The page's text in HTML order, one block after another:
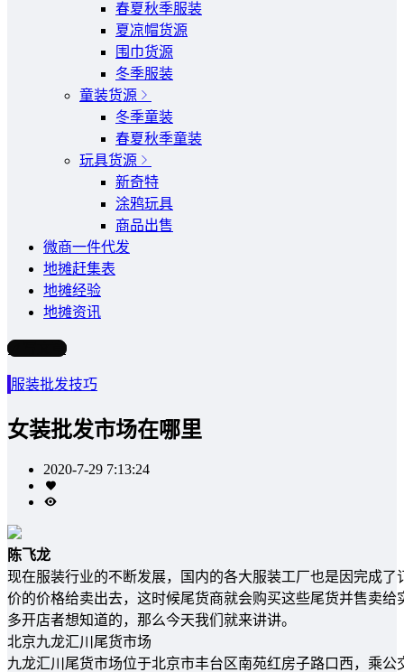
春夏秋季服装
夏凉帽货源
围巾货源
冬季服装
童装货源
冬季童装
春夏秋季童装
玩具货源
新奇特
涂鸦玩具
商品出售
微商一件代发
地摊赶集表
地摊经验
地摊资讯
写文章
服装批发技巧
女装批发市场在哪里
2020-7-29 7:13:24
陈飞龙
现在服装行业的不断发展，国内的各大服装工厂也是因完成
价的价格给卖出去，这时候尾货商就会购买这些尾货并售卖
多开店者想知道的，那么今天我们就来讲讲。
北京九龙汇川尾货市场
九龙汇川尾货市场位于北京市丰台区南苑红房子路口西，乘公